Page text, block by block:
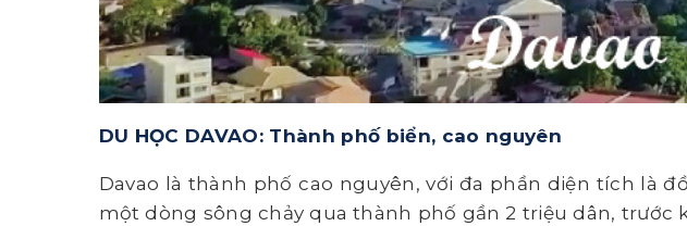
DU HỌC DAVAO: Thành phố biển, cao nguyên
Davao là thành phố cao nguyên, với đa phần diện tích là
một dòng sông chảy qua thành phố gần 2 triệu dân, trước